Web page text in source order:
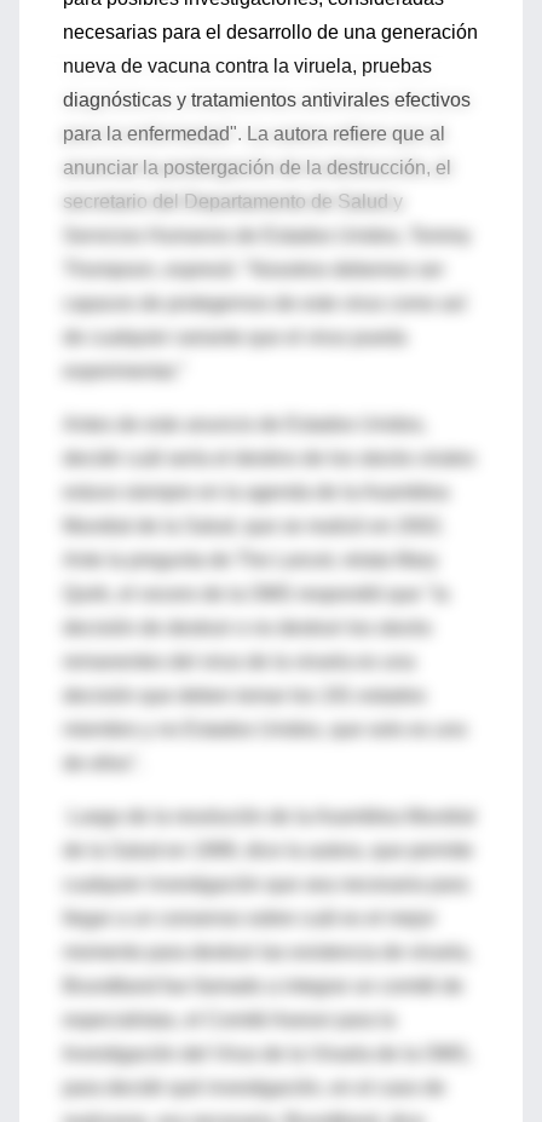
necesarias para el desarrollo de una generación
nueva de vacuna contra la viruela, pruebas
diagnósticas y tratamientos antivirales efectivos
para la enfermedad". La autora refiere que al
anunciar la postergación de la destrucción, el
secretario del Departamento de Salud y
capaces de protegernos de este virus como así
estuvo siempre en la agenda de la Asamblea
Ante la pregunta de The Lancet, relata Mary
Luego de la resolución de la Asamblea Mundial
cualquier investigación que sea necesaria para
llegar a un consenso sobre cuál es el mejor
Brundtland fue llamado a integrar un comité de
Investigación del Virus de la Viruela de la OMS,
para decidir qué investigación, en el caso de